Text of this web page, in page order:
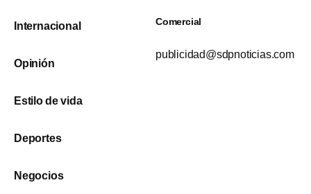
Internacional
Opinión
Estilo de vida
Deportes
Negocios
Comercial
publicidad@sdpnoticias.com